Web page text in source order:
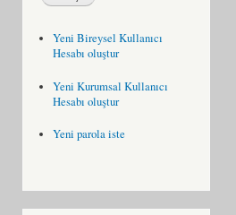
Yeni Bireysel Kullanıcı
Hesabı oluştur
Yeni Kurumsal Kullanıcı
Hesabı oluştur
Yeni parola iste